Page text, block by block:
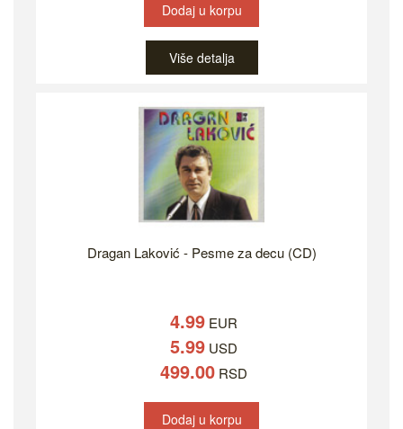
Dodaj u korpu
Više detalja
Dragan Laković - Pesme za decu (CD)
4.99 EUR
5.99 USD
499.00 RSD
Dodaj u korpu